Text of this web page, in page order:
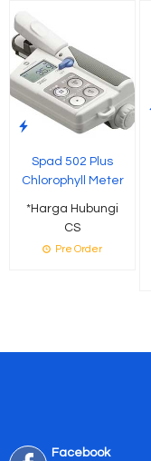
Spad 502 Plus
Chlorophyll Meter
*Harga Hubungi
CS
Pre Order
Facebook